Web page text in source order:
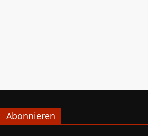
Abonnieren